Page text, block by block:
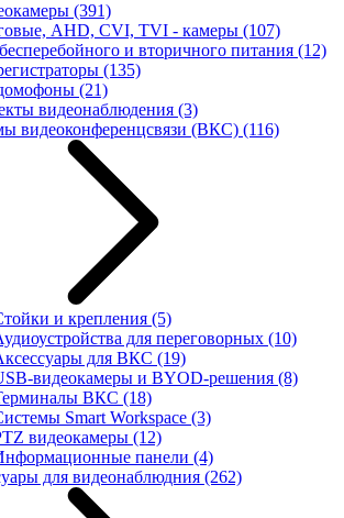
(391)
AHD, CVI, TVI - камеры (107)
и вторичного питания (12)
(135)
(21)
видеонаблюдения (3)
видеоконференцсвязи (ВКС) (116)
и крепления (5)
для переговорных (10)
для ВКС (19)
видеокамеры и BYOD-решения (8)
ВКС (18)
Smart Workspace (3)
видеокамеры (12)
панели (4)
для видеонаблюдния (262)